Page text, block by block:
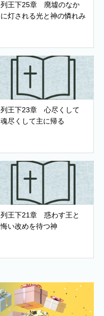
列王下25章 廃墟のなか
に灯される光と神の憐れみ
列王下23章 心尽くして
魂尽くして主に帰る
列王下21章 惑わす王と
悔い改めを待つ神